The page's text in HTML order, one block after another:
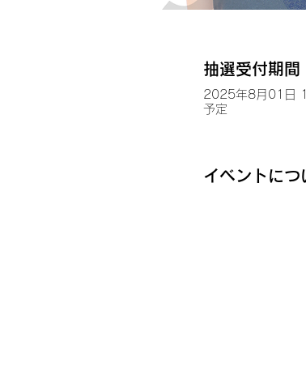
抽選受付期間
2025年8月01日
予定
イベントにつ